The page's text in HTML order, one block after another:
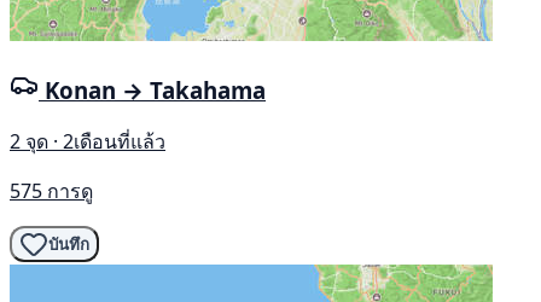
Konan → Takahama
2 จุด · 2เดือนที่แล้ว
575 การดู
บันทึก